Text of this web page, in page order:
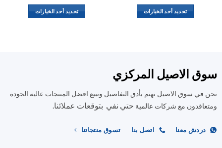
تحديد أحد الخيارات
لهذا
يمكن
اختيار
على
تحديد أحد الخيارات
يمكن
اختيار
الاصيل المركزي
سوق الاصيل نهتم بأدق التفاصيل ونبيع افضل المنتجات عالية الجودة
مع شركات عالميةحتي نفي بتوقعات عملائنا.
دردش معنا اتصل بنا تسوق منتجاتنا